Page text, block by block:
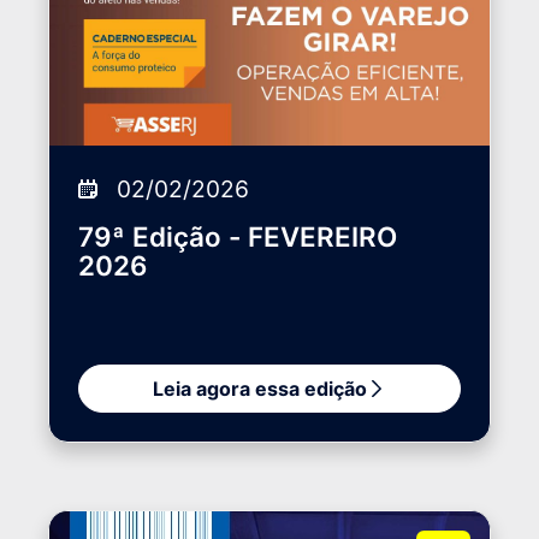
02/02/2026
79ª Edição - FEVEREIRO
2026
Leia agora essa edição